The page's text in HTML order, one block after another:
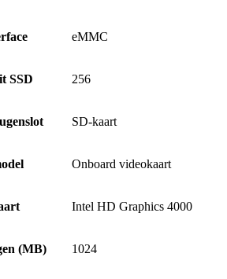
eMMC
SSD 256
SD-kaart
Onboard videokaart
Intel HD Graphics 4000
(MB) 1024